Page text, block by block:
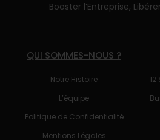
Booster l’Entreprise,
QUI SOMMES-NOUS ?
Notre Histoire
L’équipe
Politique de Confidentialité
Mentions Légales